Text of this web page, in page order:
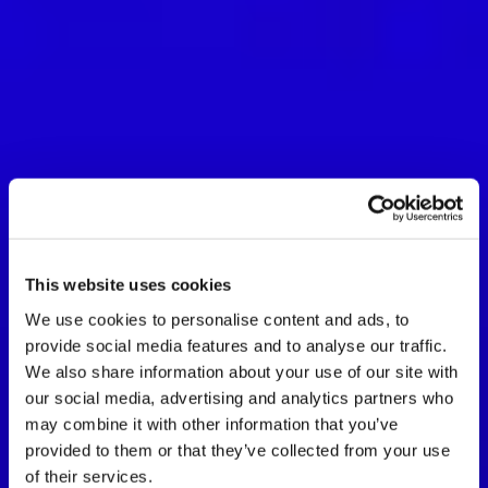
This website uses cookies
We use cookies to personalise content and ads, to
provide social media features and to analyse our traffic.
We also share information about your use of our site with
our social media, advertising and analytics partners who
may combine it with other information that you’ve
provided to them or that they’ve collected from your use
of their services.